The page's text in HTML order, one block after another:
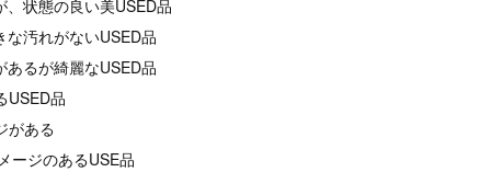
状態の良い美USED品
汚れがないUSED品
るが綺麗なUSED品
品
がある
ジのあるUSE品